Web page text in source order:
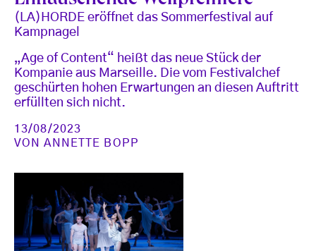
(LA)HORDE eröffnet das Sommerfestival auf
Kampnagel
„Age of Content“ heißt das neue Stück der
Kompanie aus Marseille. Die vom Festivalchef
geschürten hohen Erwartungen an diesen Auftritt
erfüllten sich nicht.
13/08/2023
VONANNETTE BOPP